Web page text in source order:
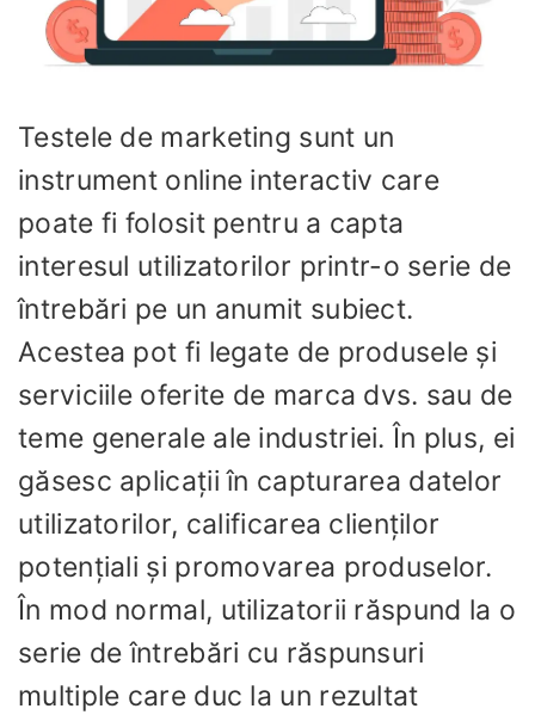
Testele de marketing sunt un
instrument online interactiv care
poate fi folosit pentru a capta
interesul utilizatorilor printr-o serie de
întrebări pe un anumit subiect.
Acestea pot fi legate de produsele și
serviciile oferite de marca dvs. sau de
teme generale ale industriei. În plus, ei
găsesc aplicații în capturarea datelor
utilizatorilor, calificarea clienților
potențiali și promovarea produselor.
În mod normal, utilizatorii răspund la o
serie de întrebări cu răspunsuri
multiple care duc la un rezultat